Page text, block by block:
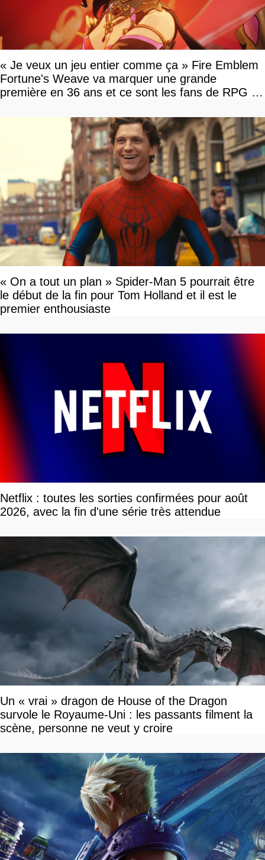
« Je veux un jeu entier comme ça » Fire Emblem
Fortune's Weave va marquer une grande
première en 36 ans et ce sont les fans de RPG en
« On a tout un plan » Spider-Man 5 pourrait être
le début de la fin pour Tom Holland et il est le
premier enthousiaste
Netflix : toutes les sorties confirmées pour août
2026, avec la fin d'une série très attendue
Un « vrai » dragon de House of the Dragon
survole le Royaume-Uni : les passants filment la
scène, personne ne veut y croire